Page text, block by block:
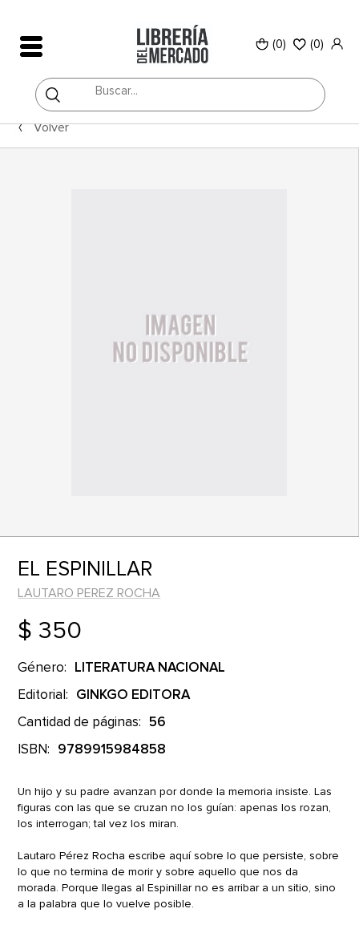
(0) (0)
Volver
EL ESPINILLAR
LAUTARO PEREZ ROCHA
$ 350
Género: LITERATURA NACIONAL
Editorial: GINKGO EDITORA
Cantidad de páginas: 56
ISBN: 9789915984858
Un hijo y su padre avanzan por donde la memoria insiste. Las
figuras con las que se cruzan no los guían: apenas los rozan,
los interrogan; tal vez los miran.
Lautaro Pérez Rocha escribe aquí sobre lo que persiste, sobre
lo que no termina de morir y sobre aquello que nos da
morada. Porque llegas al Espinillar no es arribar a un sitio, sino
a la palabra que lo vuelve posible.